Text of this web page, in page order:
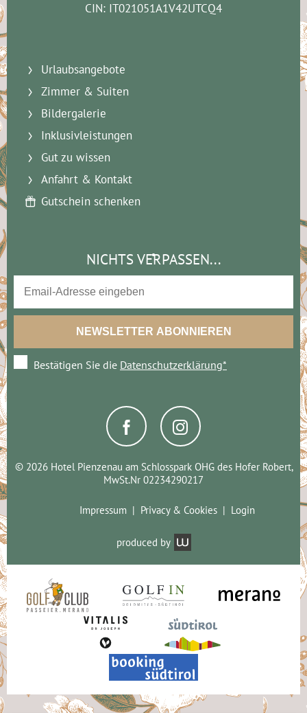
CIN: IT021051A1V42UTCQ4
Urlaubsangebote
Zimmer & Suiten
Bildergalerie
Inklusivleistungen
Gut zu wissen
Anfahrt & Kontakt
Gutschein schenken
NICHTS VERPASSEN...
Bestätigen Sie die Datenschutzerklärung*
© 2026 Hotel Pienzenau am Schlosspark OHG des Hofer Robert,
MwSt.Nr 02234290217
Impressum Privacy & Cookies Login
produced by